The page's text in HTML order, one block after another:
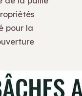
pour la